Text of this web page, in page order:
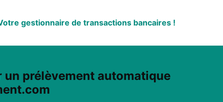
gestionnaire de transactions bancaires !
un prélèvement automatique